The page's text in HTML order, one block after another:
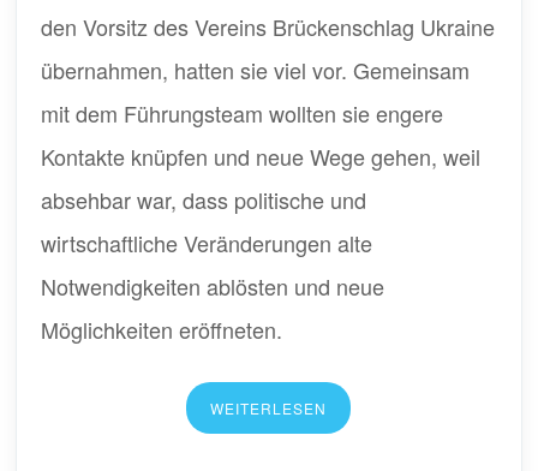
den Vorsitz des Vereins Brückenschlag Ukraine
übernahmen, hatten sie viel vor. Gemeinsam
mit dem Führungsteam wollten sie engere
Kontakte knüpfen und neue Wege gehen, weil
absehbar war, dass politische und
wirtschaftliche Veränderungen alte
Notwendigkeiten ablösten und neue
Möglichkeiten eröffneten.
WEITERLESEN